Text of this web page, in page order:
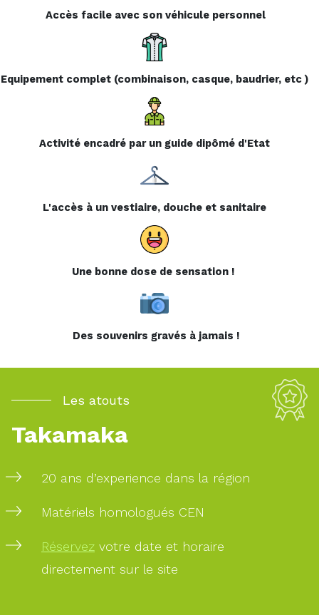
Accès facile avec son véhicule personnel
Equipement complet (combinaison, casque, baudrier, etc )
Activité encadré par un guide dipômé d'Etat
L'accès à un vestiaire, douche et sanitaire
Une bonne dose de sensation !
Des souvenirs gravés à jamais !
Les atouts
Takamaka
20 ans d’experience dans la région
Matériels homologués CEN
Réservez votre date et horaire
directement sur le site